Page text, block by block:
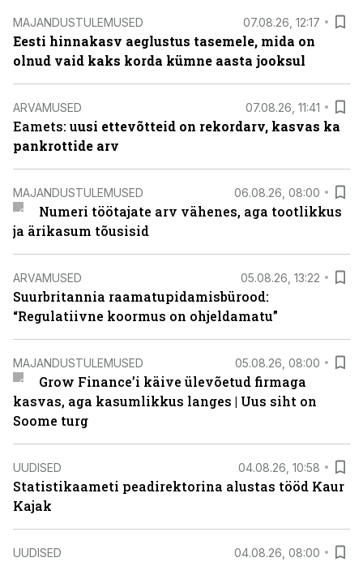
MAJANDUSTULEMUSED 07.08.26, 12:17
Eesti hinnakasv aeglustus tasemele, mida on
olnud vaid kaks korda kümne aasta jooksul
ARVAMUSED 07.08.26, 11:41
Eamets: uusi ettevõtteid on rekordarv, kasvas ka
pankrottide arv
MAJANDUSTULEMUSED 06.08.26, 08:00
Numeri töötajate arv vähenes, aga tootlikkus
ja ärikasum tõusisid
ARVAMUSED 05.08.26, 13:22
Suurbritannia raamatupidamisbürood:
“Regulatiivne koormus on ohjeldamatu”
MAJANDUSTULEMUSED 05.08.26, 08:00
Grow Finance’i käive ülevõetud firmaga
kasvas, aga kasumlikkus langes | Uus siht on
Soome turg
UUDISED 04.08.26, 10:58
Statistikaameti peadirektorina alustas tööd Kaur
Kajak
UUDISED 04.08.26, 08:00